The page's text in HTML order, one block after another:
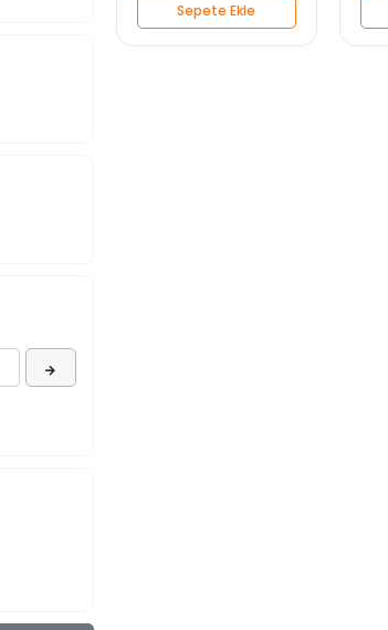
Sepete Ekle